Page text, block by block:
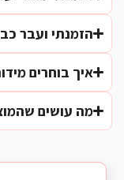
הזמנתי ועבר
איך בוחרים
מה עושים